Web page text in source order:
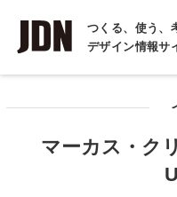
つくる、使う、
デザイン情報サ
INTERVIEW
インタビュー
マーカス・ク